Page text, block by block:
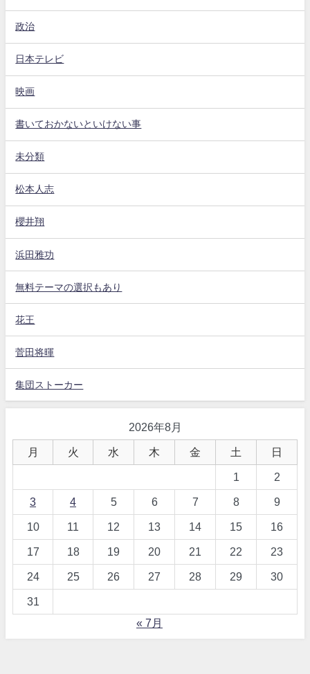
政治
日本テレビ
映画
書いておかないといけない事
未分類
松本人志
櫻井翔
浜田雅功
無料テーマの選択もあり
花王
菅田将暉
集団ストーカー
2026年8月
月 火 水 木 金 土 日
1 2
3 4 5 6 7 8 9
10 11 12 13 14 15 16
17 18 19 20 21 22 23
24 25 26 27 28 29 30
31
« 7月